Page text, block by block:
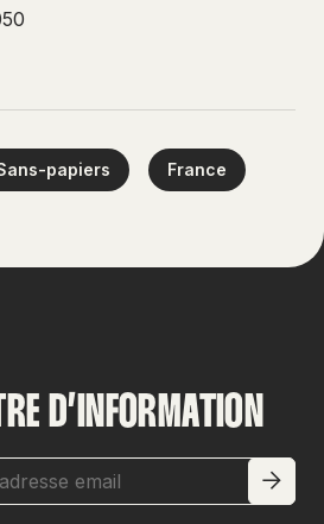
papiers France
D’INFORMATION